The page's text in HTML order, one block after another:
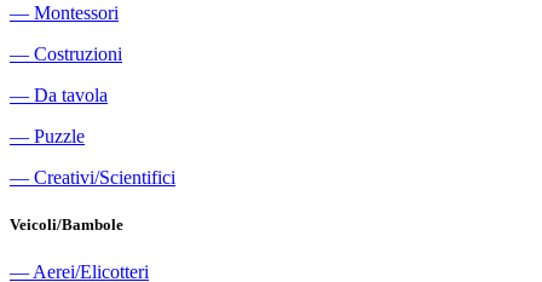
― Montessori
― Costruzioni
― Da tavola
― Puzzle
― Creativi/Scientifici
Veicoli/Bambole
― Aerei/Elicotteri